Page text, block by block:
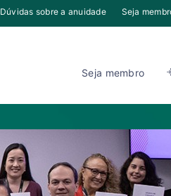
Dúvidas sobre a anuidade Seja
Seja membro